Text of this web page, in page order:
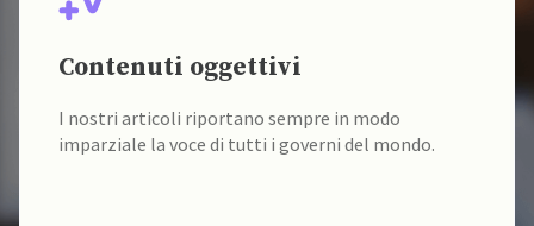
Contenuti oggettivi
I nostri articoli riportano sempre in modo
imparziale la voce di tutti i governi del mondo.